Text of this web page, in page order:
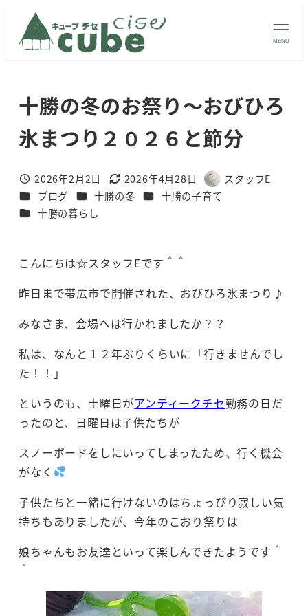
MENU
十勝の冬のお祭り～おびひろ
氷まつり２０２６と節分
投稿日
2026年2月2日
更新日
2026年4月28日
著
者
スタッフE
カテゴリー
ブログ カテゴリー
十勝の冬 カテゴリー
十勝の子育て
カテゴリー
十勝の暮らし
こんにちは☆スタッフEです＾＾
昨日まで帯広市で開催された、おびひろ氷まつり♪
みなさま、会場へは行かれましたか？？
私は、なんと１２年ぶりくらいに「行きませんでし
た！！」
というのも、土曜日がアンティークチセ勤務の日だ
ったのと、日曜日は子供たちが
スノーボードをしにいってしまったため、行く機会
がなく
子供たちと一緒に行けないのはちょっぴり寂しい気
持ちもありましたが、今年のこおり祭りは
娘ちゃんもお友達といって楽しんできたようです＾
＾